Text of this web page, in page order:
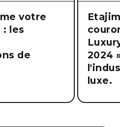
votre
: les
de
2024
luxe.